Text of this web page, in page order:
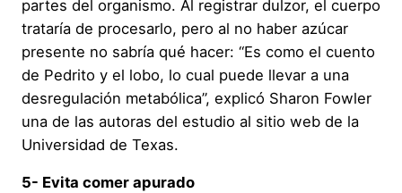
partes del organismo. Al registrar dulzor, el cuerpo
trataría de procesarlo, pero al no haber azúcar
presente no sabría qué hacer: “Es como el cuento
de Pedrito y el lobo, lo cual puede llevar a una
desregulación metabólica”, explicó Sharon Fowler
una de las autoras del estudio al sitio web de la
Universidad de Texas.
5- Evita comer apurado